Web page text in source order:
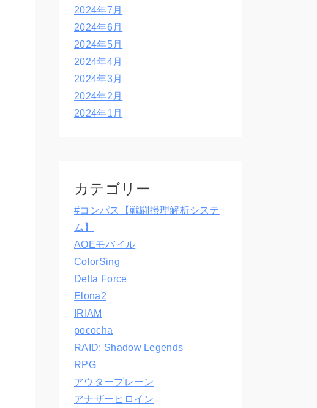
2024年7月
2024年6月
2024年5月
2024年4月
2024年3月
2024年2月
2024年1月
カテゴリー
#コンパス【戦闘摂理解析システ
ム】
AOEモバイル
ColorSing
Delta Force
Elona2
IRIAM
pococha
RAID: Shadow Legends
RPG
アウタープレーン
アナザーヒロイン